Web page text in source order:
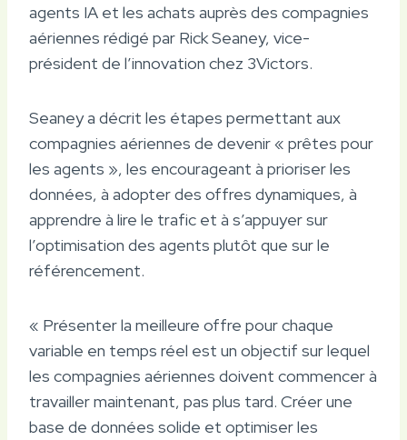
agents IA et les achats auprès des compagnies
aériennes rédigé par Rick Seaney, vice-
président de l’innovation chez 3Victors.
Seaney a décrit les étapes permettant aux
compagnies aériennes de devenir « prêtes pour
les agents », les encourageant à prioriser les
données, à adopter des offres dynamiques, à
apprendre à lire le trafic et à s’appuyer sur
l’optimisation des agents plutôt que sur le
référencement.
« Présenter la meilleure offre pour chaque
variable en temps réel est un objectif sur lequel
les compagnies aériennes doivent commencer à
travailler maintenant, pas plus tard. Créer une
base de données solide et optimiser les